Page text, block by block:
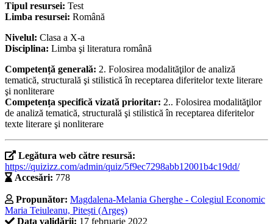
Tipul resursei: Test
Limba resursei: Română
Nivelul: Clasa a X-a
Disciplina: Limba şi literatura română
Competență generală: 2. Folosirea modalităţilor de analiză
tematică, structurală şi stilistică în receptarea diferitelor texte literare
şi nonliterare
Competența specifică vizată prioritar: 2.. Folosirea modalităţilor
de analiză tematică, structurală şi stilistică în receptarea diferitelor
texte literare şi nonliterare
Legătura web către resursă:
https://quizizz.com/admin/quiz/5f9ec7298abb12001b4c19dd/
Accesări: 778
Propunător: Magdalena-Melania Gherghe - Colegiul Economic
Maria Teiuleanu, Pitești (Argeş)
Data validării: 17 februarie 2022